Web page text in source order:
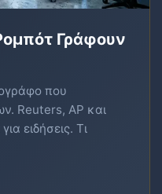
Γράφουν
που
Reuters, AP και
ειδήσεις. Τι